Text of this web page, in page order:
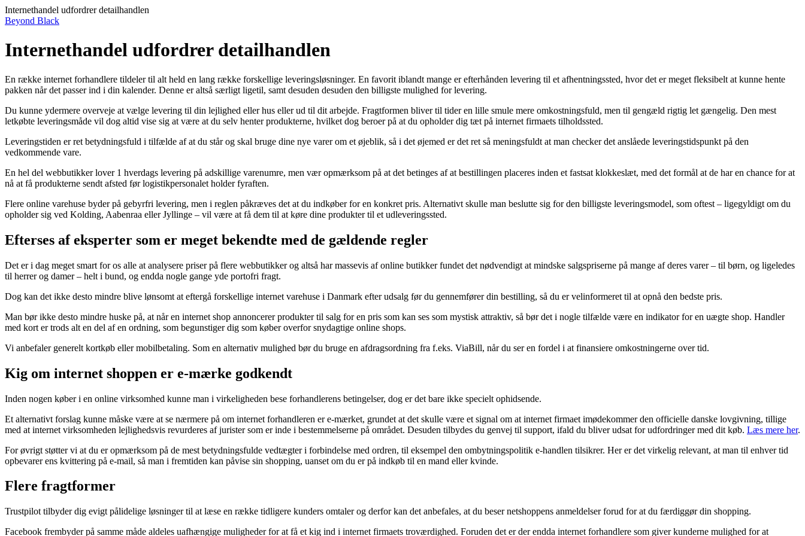
Internethandel udfordrer detailhandlen
Beyond Black
Internethandel udfordrer detailhandlen
En række internet forhandlere tildeler til alt held en lang række forskellige leveringsløsninger. En favorit iblandt mange er efterhånden levering til et afhentningssted, hvor det er meget fleksibelt at kunne hente
pakken når det passer ind i din kalender. Denne er altså særligt ligetil, samt desuden desuden den billigste mulighed for levering.
Du kunne ydermere overveje at vælge levering til din lejlighed eller hus eller ud til dit arbejde. Fragtformen bliver til tider en lille smule mere omkostningsfuld, men til gengæld rigtig let gængelig. Den mest
letkøbte leveringsmåde vil dog altid vise sig at være at du selv henter produkterne, hvilket dog beroer på at du opholder dig tæt på internet firmaets tilholdssted.
Leveringstiden er ret betydningsfuld i tilfælde af at du står og skal bruge dine nye varer om et øjeblik, så i det øjemed er det ret så meningsfuldt at man checker det anslåede leveringstidspunkt på den
vedkommende vare.
En hel del webbutikker lover 1 hverdags levering på adskillige varenumre, men vær opmærksom på at det betinges af at bestillingen placeres inden et fastsat klokkeslæt, med det formål at de har en chance for at
nå at få produkterne sendt afsted før logistikpersonalet holder fyraften.
Flere online varehuse byder på gebyrfri levering, men i reglen påkræves det at du indkøber for en konkret pris. Alternativt skulle man beslutte sig for den billigste leveringsmodel, som oftest – ligegyldigt om du
opholder sig ved Kolding, Aabenraa eller Jyllinge – vil være at få dem til at køre dine produkter til et udleveringssted.
Efterses af eksperter som er meget bekendte med de gældende regler
Det er i dag meget smart for os alle at analysere priser på flere webbutikker og altså har massevis af online butikker fundet det nødvendigt at mindske salgspriserne på mange af deres varer – til børn, og ligeledes
til herrer og damer – helt i bund, og endda nogle gange yde portofri fragt.
Dog kan det ikke desto mindre blive lønsomt at eftergå forskellige internet varehuse i Danmark efter udsalg før du gennemfører din bestilling, så du er velinformeret til at opnå den bedste pris.
Man bør ikke desto mindre huske på, at når en internet shop annoncerer produkter til salg for en pris som kan ses som mystisk attraktiv, så bør det i nogle tilfælde være en indikator for en uægte shop. Handler
med kort er trods alt en del af en ordning, som begunstiger dig som køber overfor snydagtige online shops.
Vi anbefaler generelt kortkøb eller mobilbetaling. Som en alternativ mulighed bør du bruge en afdragsordning fra f.eks. ViaBill, når du ser en fordel i at finansiere omkostningerne over tid.
Kig om internet shoppen er e-mærke godkendt
Inden nogen køber i en online virksomhed kunne man i virkeligheden bese forhandlerens betingelser, dog er det bare ikke specielt ophidsende.
Et alternativt forslag kunne måske være at se nærmere på om internet forhandleren er e-mærket, grundet at det skulle være et signal om at internet firmaet imødekommer den officielle danske lovgivning, tillige
med at internet virksomheden lejlighedsvis revurderes af jurister som er inde i bestemmelserne på området. Desuden tilbydes du genvej til support, ifald du bliver udsat for udfordringer med dit køb. Læs mere her.
For øvrigt støtter vi at du er opmærksom på de mest betydningsfulde vedtægter i forbindelse med ordren, til eksempel den ombytningspolitik e-handlen tilsikrer. Her er det virkelig relevant, at man til enhver tid
opbevarer ens kvittering på e-mail, så man i fremtiden kan påvise sin shopping, uanset om du er på indkøb til en mand eller kvinde.
Flere fragtformer
Trustpilot tilbyder dig evigt pålidelige løsninger til at læse en række tidligere kunders omtaler og derfor kan det anbefales, at du beser netshoppens anmeldelser forud for at du færdiggør din shopping.
Facebook frembyder på samme måde aldeles uafhængige muligheder for at få et kig ind i internet firmaets troværdighed. Foruden det er der endda internet forhandlere som giver kunderne mulighed for at